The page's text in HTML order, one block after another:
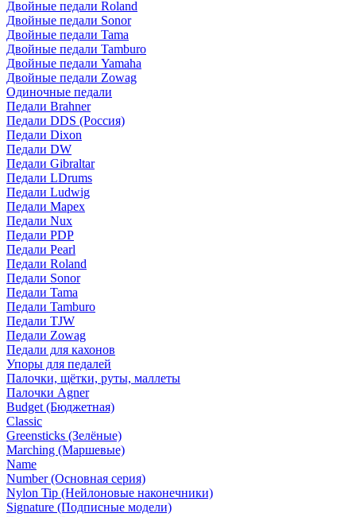
Двойные педали Roland
Двойные педали Sonor
Двойные педали Tama
Двойные педали Tamburo
Двойные педали Yamaha
Двойные педали Zowag
Одиночные педали
Педали Brahner
Педали DDS (Россия)
Педали Dixon
Педали DW
Педали Gibraltar
Педали LDrums
Педали Ludwig
Педали Mapex
Педали Nux
Педали PDP
Педали Pearl
Педали Roland
Педали Sonor
Педали Tama
Педали Tamburo
Педали TJW
Педали Zowag
Педали для кахонов
Упоры для педалей
Палочки, щётки, руты, маллеты
Палочки Agner
Budget (Бюджетная)
Classic
Greensticks (Зелёные)
Marching (Маршевые)
Name
Number (Основная серия)
Nylon Tip (Нейлоновые наконечники)
Signature (Подписные модели)